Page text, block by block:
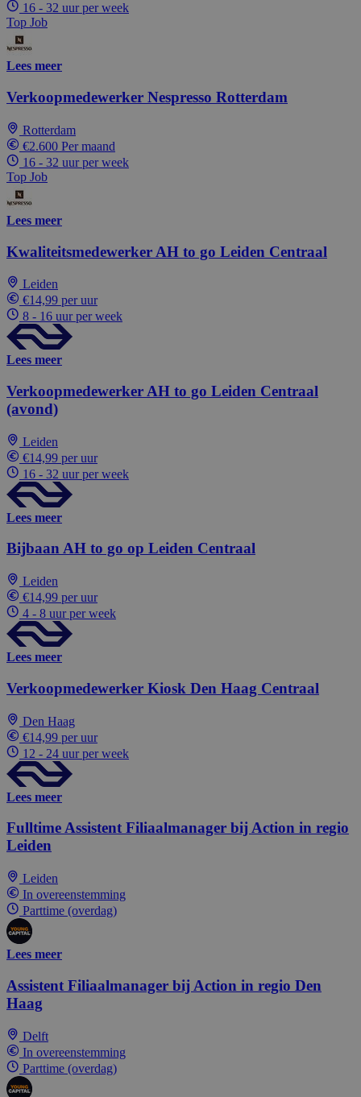
16 - 32 uur per week
Top Job
Lees meer
Verkoopmedewerker Nespresso Rotterdam
Rotterdam
€2.600 Per maand
16 - 32 uur per week
Top Job
Lees meer
Kwaliteitsmedewerker AH to go Leiden Centraal
Leiden
€14,99 per uur
8 - 16 uur per week
Lees meer
Verkoopmedewerker AH to go Leiden Centraal
(avond)
Leiden
€14,99 per uur
16 - 32 uur per week
Lees meer
Bijbaan AH to go op Leiden Centraal
Leiden
€14,99 per uur
4 - 8 uur per week
Lees meer
Verkoopmedewerker Kiosk Den Haag Centraal
Den Haag
€14,99 per uur
12 - 24 uur per week
Lees meer
Fulltime Assistent Filiaalmanager bij Action in regio
Leiden
Leiden
In overeenstemming
Parttime (overdag)
Lees meer
Assistent Filiaalmanager bij Action in regio Den
Haag
Delft
In overeenstemming
Parttime (overdag)